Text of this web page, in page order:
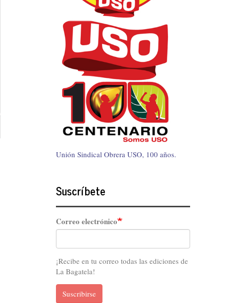
Unión Sindical Obrera USO, 100 años.
Suscríbete
Correo electrónico
¡Recibe en tu correo todas las ediciones de
La Bagatela!
Suscribirse